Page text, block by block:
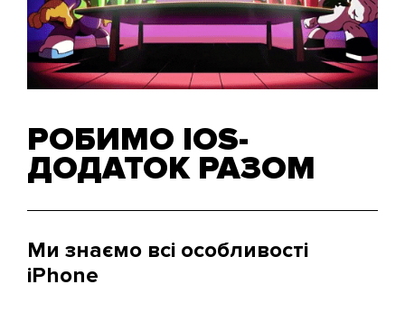
РОБИМО IOS-
ДОДАТОК РАЗОМ
Ми знаємо всі особливості
iPhone